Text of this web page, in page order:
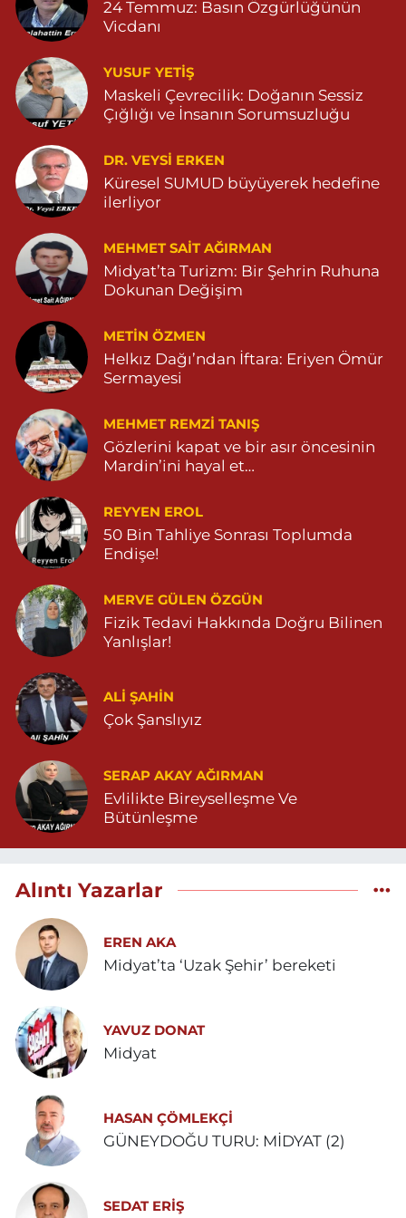
04825112785
0 (482) 511 27 85
Ömerli Eczanesi
YENİ MAHALLE HASTANE CADDESİ 3086 SOKAK NO:7 2
04825413333
0 (482) 541 33 33 Yol Tarifi Al
Büşra Eczanesi
SAĞLIK OCAĞI YANI 04823812379
0 (482) 381 23 79 Yol Tarifi Al
Yavuz Eczanesi
MARDİN CADDE NO:20A 04825712234
0 (482) 571 22 34 Yol Tarifi Al
24 Temmuz: Basın Özgürlüğünün
Vicdanı
YUSUF YETİŞ
Maskeli Çevrecilik: Doğanın Sessiz
Çığlığı ve İnsanın Sorumsuzluğu
DR. VEYSI ERKEN
Küresel SUMUD büyüyerek hedefine
ilerliyor
MEHMET SAIT AĞIRMAN
Midyat’ta Turizm: Bir Şehrin Ruhuna
Dokunan Değişim
METIN ÖZMEN
Helkız Dağı’ndan İftara: Eriyen Ömür
Sermayesi
MEHMET REMZI TANIŞ
Gözlerini kapat ve bir asır öncesinin
Mardin’ini hayal et…
REYYEN EROL
50 Bin Tahliye Sonrası Toplumda
Endişe!
MERVE GÜLEN ÖZGÜN
Fizik Tedavi Hakkında Doğru Bilinen
Yanlışlar!
ALI ŞAHİN
Çok Şanslıyız
SERAP AKAY AĞIRMAN
Evlilikte Bireyselleşme Ve
Bütünleşme
Alıntı Yazarlar
EREN AKA
Midyat’ta ‘Uzak Şehir’ bereketi
YAVUZ DONAT
Midyat
HASAN ÇÖMLEKÇİ
GÜNEYDOĞU TURU: MİDYAT (2)
SEDAT ERİŞ